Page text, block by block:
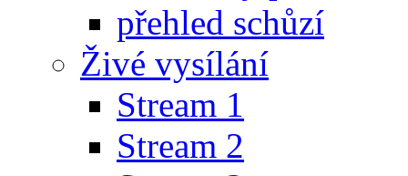
přehled schůzí
Živé vysílání
Stream 1
Stream 2